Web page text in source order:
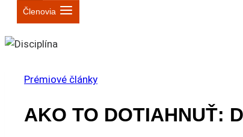
Členovia
Prémiové články
AKO TO DOTIAHNUŤ: